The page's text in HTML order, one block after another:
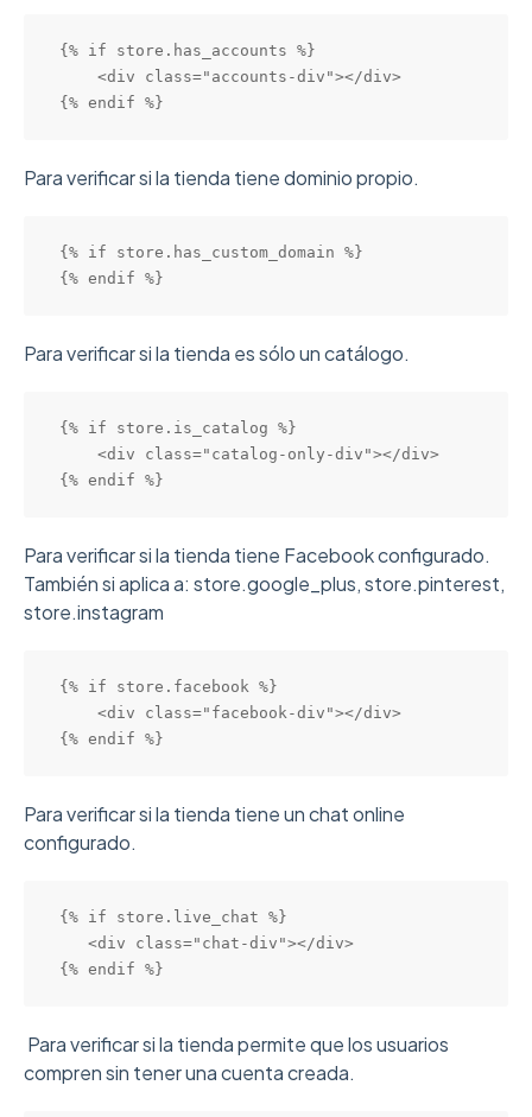
{% if store.has_accounts %}
    <div class="accounts-div"></div>
{% endif %}
Para verificar si la tienda tiene dominio propio.
{% if store.has_custom_domain %}
{% endif %}
Para verificar si la tienda es sólo un catálogo.
{% if store.is_catalog %}
    <div class="catalog-only-div"></div>
{% endif %}
Para verificar si la tienda tiene Facebook configurado.
También si aplica a: store.google_plus, store.pinterest,
store.instagram
{% if store.facebook %}
    <div class="facebook-div"></div>
{% endif %}
Para verificar si la tienda tiene un chat online
configurado.
{% if store.live_chat %}
   <div class="chat-div"></div>
{% endif %}
Para verificar si la tienda permite que los usuarios
compren sin tener una cuenta creada.